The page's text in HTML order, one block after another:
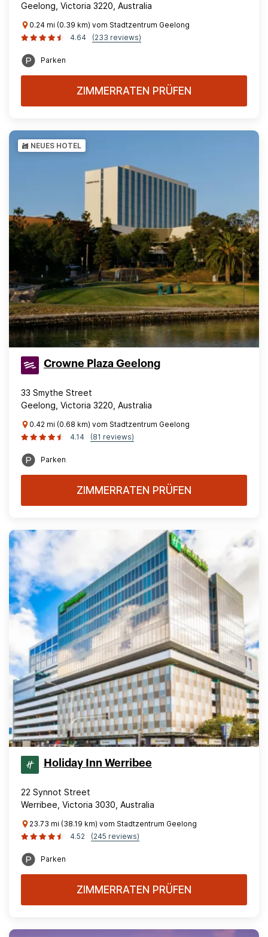
Geelong, Victoria 3220, Australia
0.24 mi (0.39 km) vom Stadtzentrum Geelong
4.64
(233 reviews)
Parken
ZIMMERRATEN PRÜFEN
NEUES HOTEL
Crowne Plaza Geelong
33 Smythe Street
Geelong, Victoria 3220, Australia
0.42 mi (0.68 km) vom Stadtzentrum Geelong
4.14
(81 reviews)
Parken
ZIMMERRATEN PRÜFEN
Holiday Inn Werribee
22 Synnot Street
Werribee, Victoria 3030, Australia
23.73 mi (38.19 km) vom Stadtzentrum Geelong
4.52
(245 reviews)
Parken
ZIMMERRATEN PRÜFEN